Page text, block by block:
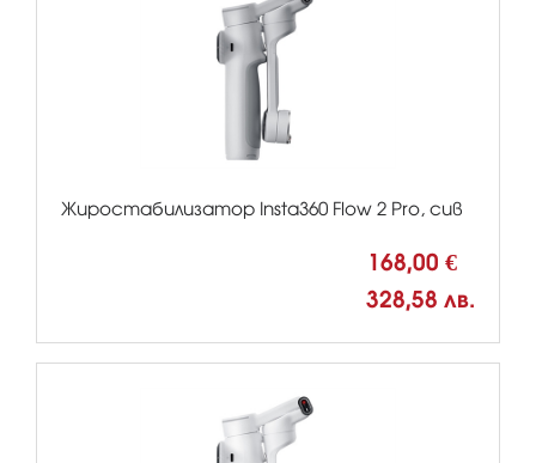
Жиростабилизатор Insta360 Flow 2 Pro, сив
168,00 €
328,58 лв.